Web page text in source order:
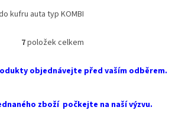
kufru auta typ KOMBI
O
l
a
7položek celkem
objednávejte před vaším odběrem.
zboží počkejte na naší výzvu.